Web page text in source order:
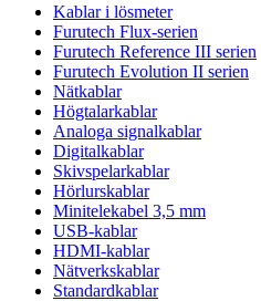
Kablar i lösmeter
Furutech Flux-serien
Furutech Reference III serien
Furutech Evolution II serien
Nätkablar
Högtalarkablar
Analoga signalkablar
Digitalkablar
Skivspelarkablar
Hörlurskablar
Minitelekabel 3,5 mm
USB-kablar
HDMI-kablar
Nätverkskablar
Standardkablar